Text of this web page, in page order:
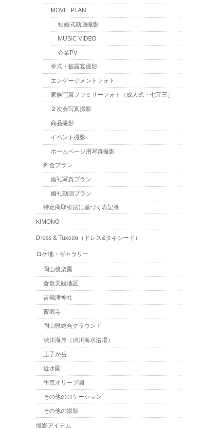
MOVIE PLAN
結婚式動画撮影
MUSIC VIDEO
企業PV
挙式・披露宴撮影
エンゲージメントフォト
家族写真ファミリーフォト（成人式・七五三）
２次会写真撮影
商品撮影
イベント撮影
ホームページ用写真撮影
料金プラン
婚礼写真プラン
婚礼動画プラン
特定商取引法に基づく表記等
KIMONO
Dress & Tuxedo（ドレス&タキシード）
ロケ地・ギャラリー
岡山後楽園
倉敷美観地区
吉備津神社
曹源寺
岡山県総合グラウンド
渋川海岸（渋川海水浴場）
王子が岳
近水園
牛窓オリーブ園
その他のロケーション
その他の撮影
撮影アイテム